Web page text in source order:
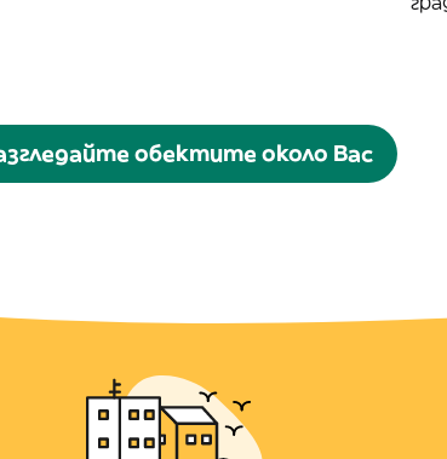
обектите около Вас